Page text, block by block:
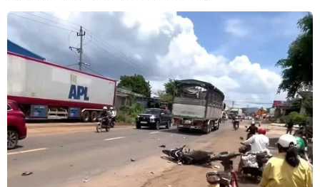
Khẩn trương làm rõ vụ gỗ quý hiếm bị
chặt hạ tại rừng Phong Quang